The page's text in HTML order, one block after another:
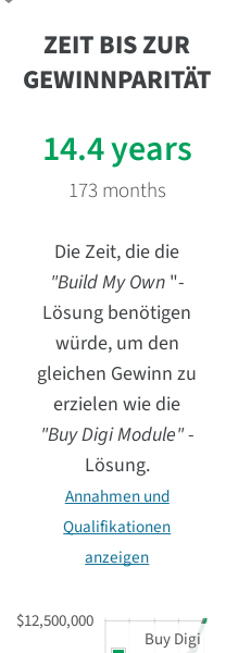
ZEIT BIS ZUR
GEWINNPARITÄT
14.4 years
173 months
Die Zeit, die die
"Build My Own"-
Lösung benötigen
würde, um den
gleichen Gewinn zu
erzielen wie die
"Buy Digi Module"-
Lösung.
Annahmen und
Qualifikationen
anzeigen
$12,500,000
Buy Digi